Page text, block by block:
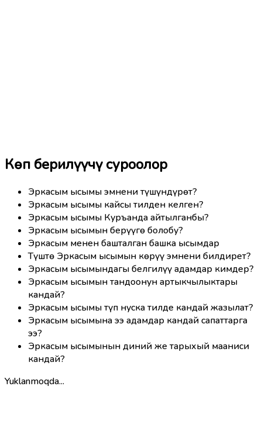
Көп берилүүчү суроолор
Эркасым ысымы эмнени түшүндүрөт?
Эркасым ысымы кайсы тилден келген?
Эркасым ысымы Куръанда айтылганбы?
Эркасым ысымын берүүгө болобу?
Эркасым менен башталган башка ысымдар
Түштө Эркасым ысымын көрүү эмнени билдирет?
Эркасым ысымындагы белгилүү адамдар кимдер?
Эркасым ысымын тандоонун артыкчылыктары
кандай?
Эркасым ысымы түп нуска тилде кандай жазылат?
Эркасым ысымына ээ адамдар кандай сапаттарга
ээ?
Эркасым ысымынын диний же тарыхый мааниси
кандай?
Yuklanmoqda...